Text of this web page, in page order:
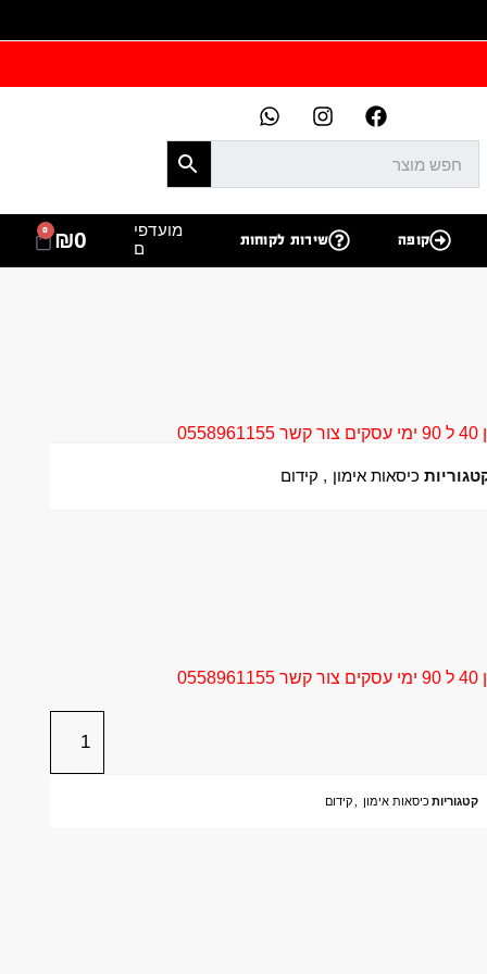
קופה שירות לקוחות
מועדפי
ם
₪0
0
כיסאות אימון , קידום
קטגוריותכיסאות אימון ,קידום